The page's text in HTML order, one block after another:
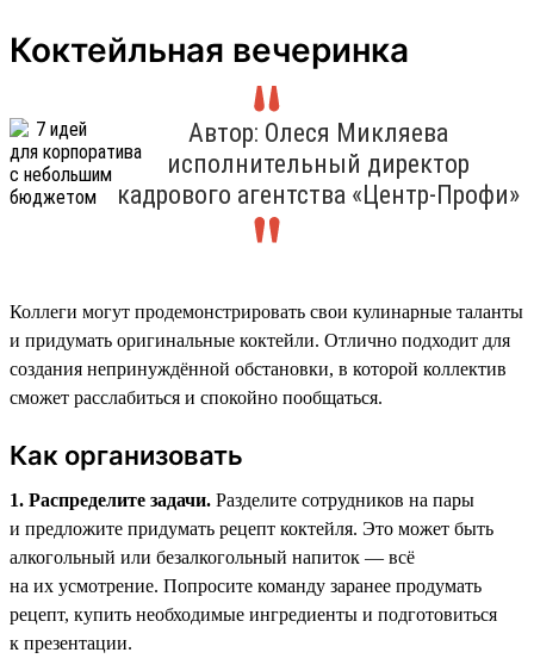
Коктейльная вечеринка
Автор: Олеся Микляева
исполнительный директор
кадрового агентства «Центр-Профи»
Коллеги могут продемонстрировать свои кулинарные таланты
и придумать оригинальные коктейли. Отлично подходит для
создания непринуждённой обстановки, в которой коллектив
сможет расслабиться и спокойно пообщаться.
Как организовать
1. Распределите задачи. Разделите сотрудников на пары
и предложите придумать рецепт коктейля. Это может быть
алкогольный или безалкогольный напиток — всё
на их усмотрение. Попросите команду заранее продумать
рецепт, купить необходимые ингредиенты и подготовиться
к презентации.